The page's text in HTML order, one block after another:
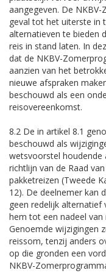
aangegeven. De
geval tot het uiterste in
alternatieven te bieden
reis in stand laten. In
dat de NKBV-
aanzien van het
nieuwe afspraken
beschouwd als een
reisovereenkomst.
8.2 De in artikel 8.1
beschouwd als
wetsvoorstel houdende
richtlijn van de Raad
pakketreizen (Tweede
12). De deelnemer kan
geen redelijk alternatief
hem tot een nadeel
Genoemde wijzigingen
reissom, tenzij anders
op die gronden een
NKBV-